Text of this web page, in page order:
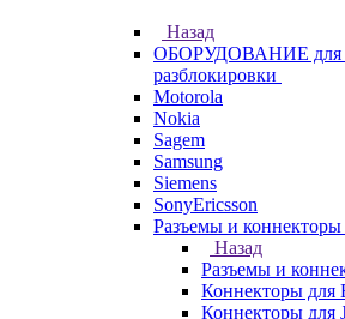
Назад
ОБОРУДОВАНИЕ для
разблокировки
Motorola
Nokia
Sagem
Samsung
Siemens
SonyEricsson
Разъемы и коннекторы
Назад
Разъемы и
Коннекторы для
Коннекторы для